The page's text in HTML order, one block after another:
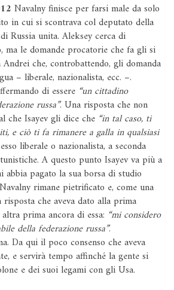
Navalny finisce per farsi male da solo
in cui si scontrava col deputato della
Russia unita. Aleksey cerca di
ma le domande procatorie che fa gli si
che, controbattendo, gli domanda
– liberale, nazionalista, ecc. –.
di essere “un cittadino
russa”. Una risposta che non
che Isayev gli dice che “in tal caso, ti
e ciò ti fa rimanere a galla in qualsiasi
liberale o nazionalista, a seconda
A questo punto Isayev va più a
abbia pagato la sua borsa di studio
rimane pietrificato e, come una
che aveva dato alla prima
prima ancora di essa: “mi considero
della federazione russa”.
Da qui il poco consenso che aveva
e servirà tempo affinché la gente si
e dei suoi legami con gli Usa.